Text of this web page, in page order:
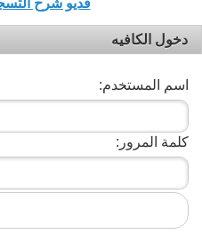
دخول الكافيه
اسم المستخدم:
كلمة المرور: